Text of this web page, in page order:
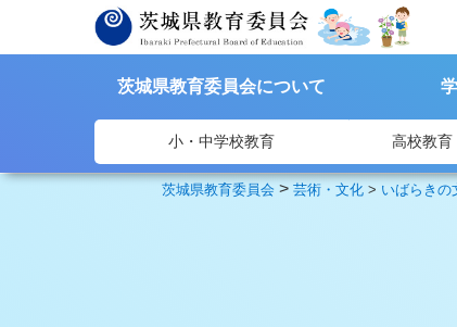
茨城県教育委員会について
小・中学校教育 高校教育
茨城県教育委員会 >芸術・文化 > いばらきの